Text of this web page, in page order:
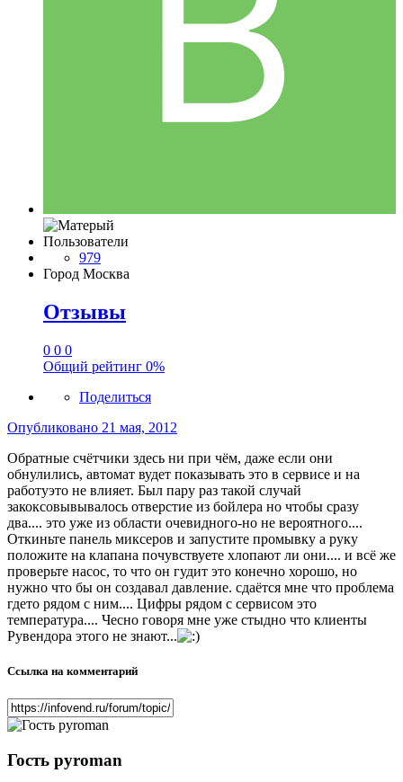
Пользователи
979
Город Москва
Отзывы
0 0 0
Общий рейтинг 0%
Поделиться
Опубликовано 21 мая, 2012
Обратные счётчики здесь ни при чём, даже если они
обнулились, автомат вудет показывать это в сервисе и на
работуэто не влияет. Был пару раз такой случай
закоксовывывалось отверстие из бойлера но чтобы сразу
два.... это уже из области очевидного-но не вероятного....
Откиньте панель миксеров и запустите промывку а руку
положите на клапана почувствуете хлопают ли они.... и всё же
проверьте насос, то что он гудит это конечно хорошо, но
нужно что бы он создавал давление. сдаётся мне что проблема
гдето рядом с ним.... Цифры рядом с сервисом это
температура.... Чесно говоря мне уже стыдно что клиенты
Рувендора этого не знают...
Ссылка на комментарий
Гость pyroman